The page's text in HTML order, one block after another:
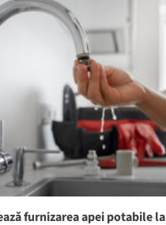
furnizarea apei potabile